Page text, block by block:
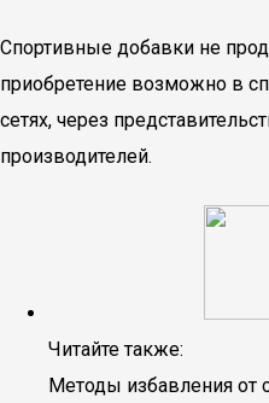
Спортивные добавки не
приобретение возможно в
сетях, через
производителей.
Читайте также:
Методы избавления от